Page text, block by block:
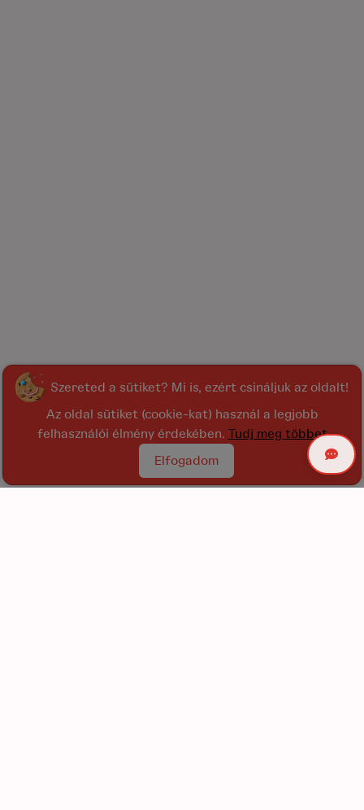
Szereted a sütiket? Mi is, ezért csináljuk az oldalt!
Az oldal sütiket (cookie-kat) használ a legjobb
felhasználói élmény érdekében. Tudj meg többet
Elfogadom